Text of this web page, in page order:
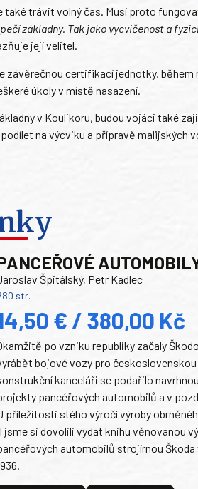
trávit volný čas. Musí proto
základny. Tak jako vycvičenost a
její velitel.
certifikací jednotky, během
úkoly v místě nasazení.
v Koulikoru, budou vojáci také
na výcviku a přípravě malijských
Špitálský, Petr Kadlec
str.
€ / 380,00 Kč
po vzniku republiky začaly
bojové vozy pro
kanceláři se podařilo
pancéřových automobilů a v
příležitosti stého výročí výroby
jsme si dovolili vydat knihu věnovanou
automobilů strojírnou Škoda